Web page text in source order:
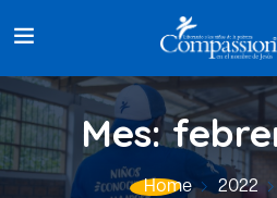
Mes:
Home 2022